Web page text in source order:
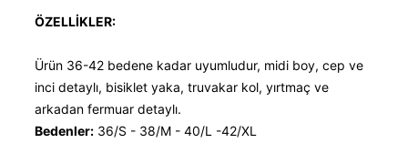
ÖZELLİKLER:
Ürün 36-42 bedene kadar uyumludur, midi boy, cep ve
inci detaylı, bisiklet yaka, truvakar kol, yırtmaç ve
arkadan fermuar detaylı.
Bedenler: 36/S - 38/M - 40/L -42/XL